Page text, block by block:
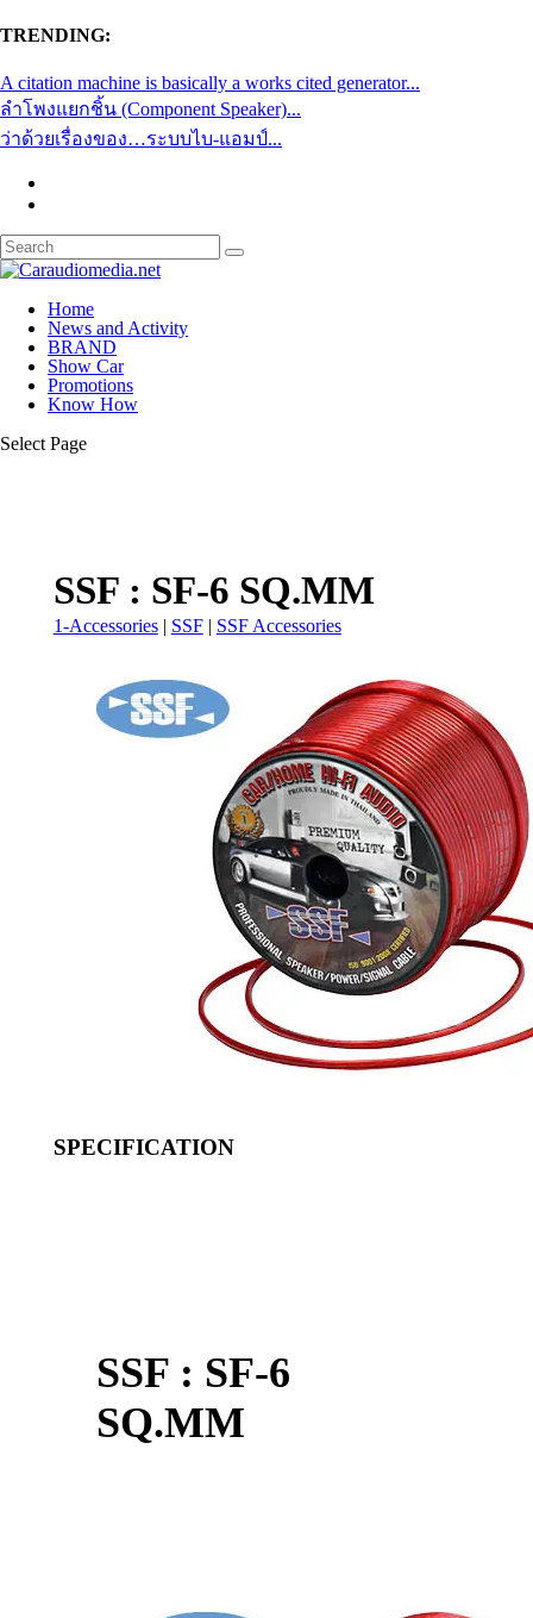
TRENDING:
A citation machine is basically a works cited generator...
ลำโพงแยกชิ้น (Component Speaker)...
ว่าด้วยเรื่องของ…ระบบไบ-แอมป์...
Home
News and Activity
BRAND
Show Car
Promotions
Know How
Select Page
SSF : SF-6 SQ.MM
1-Accessories| SSF| SSF Accessories
SPECIFICATION
SSF : SF-6
SQ.MM